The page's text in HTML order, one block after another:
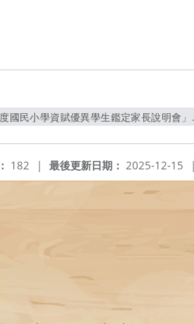
國民小學資賦優異學生鑑定家長說明會
最後更新日期： 2025-12-15 |
182 |